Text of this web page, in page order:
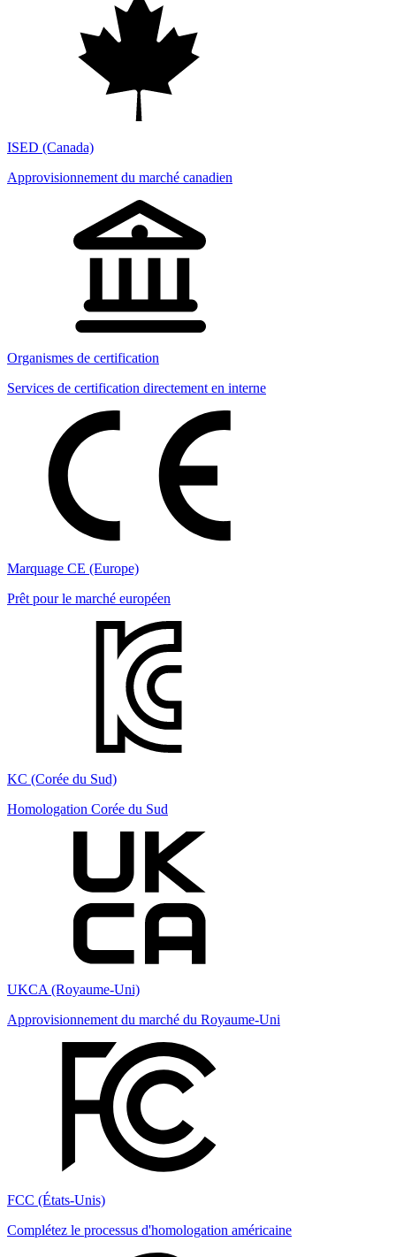
ISED (Canada)
Approvisionnement du marché canadien
Organismes de certification
Services de certification directement en interne
Marquage CE (Europe)
Prêt pour le marché européen
KC (Corée du Sud)
Homologation Corée du Sud
UKCA (Royaume-Uni)
Approvisionnement du marché du Royaume-Uni
FCC (États-Unis)
Complétez le processus d'homologation américaine